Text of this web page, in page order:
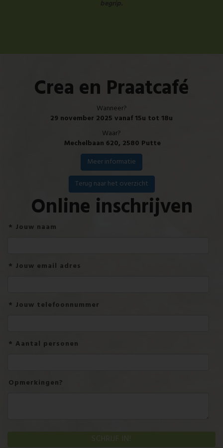
Crea en Praatcafé
Wanneer?
29 november 2025 vanaf 15u tot 18u
Waar?
Mechelbaan 620, 2580 Putte
Meer informatie
Terug naar het overzicht
Online inschrijven
* Jouw naam
* Jouw email adres
* Jouw telefoonnummer
* Aantal personen
Opmerkingen?